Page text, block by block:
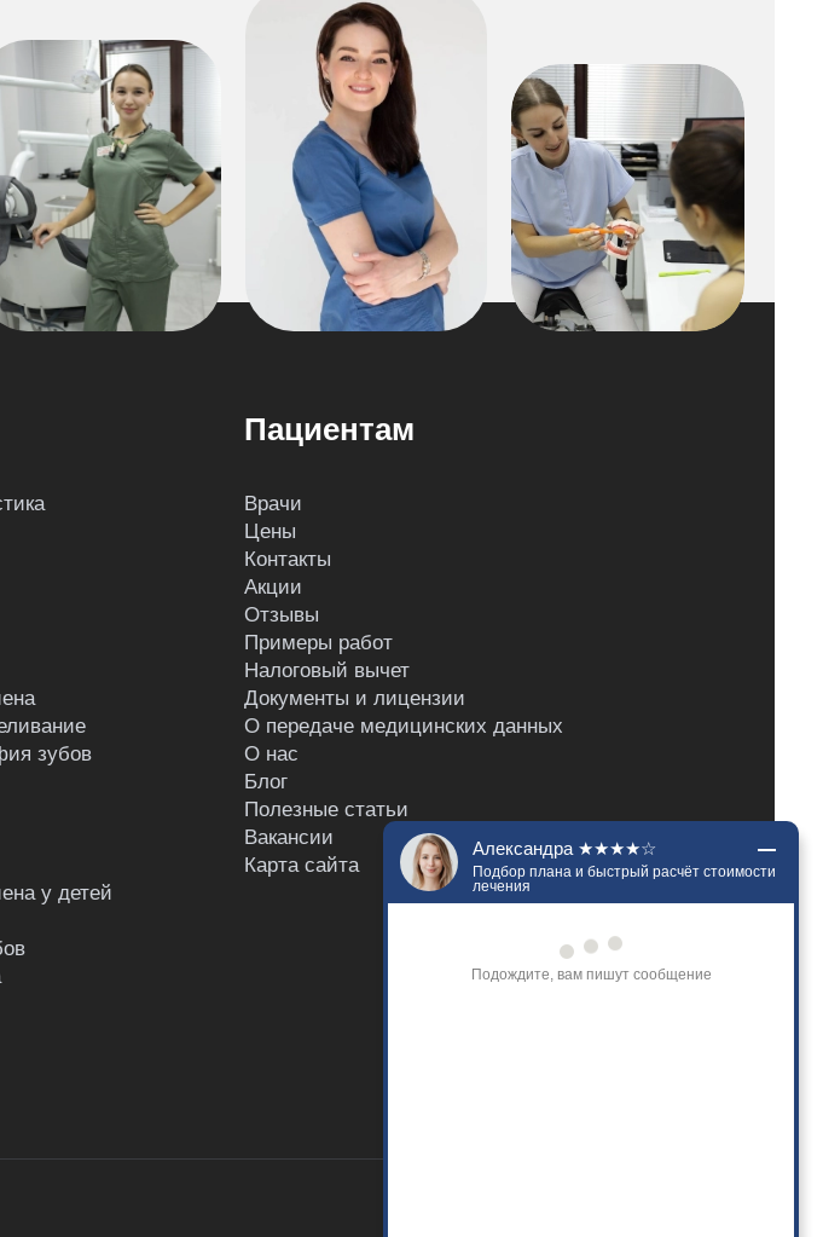
зубов
у детей
Пациентам
Врачи
Цены
Контакты
Акции
Отзывы
Примеры работ
Налоговый вычет
Документы и лицензии
О передаче медицинских данных
О нас
Блог
Полезные статьи
Вакансии
Карта сайта
Александра ★★★★☆
Подбор плана и быстрый расчёт стоимости
лечения
Подождите, вам пишут сообщение